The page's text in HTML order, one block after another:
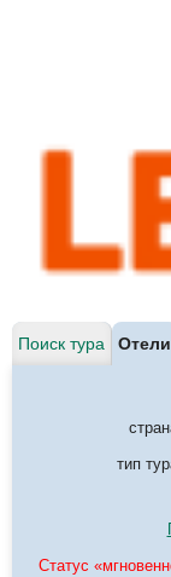
Поиск тура Отели
тип
Статус